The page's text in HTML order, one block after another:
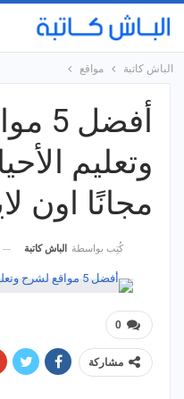
الباش كاتبة مواقع
مجانًا اون
كُتِب بواسطة الباش كاتبة
0
مشاركة